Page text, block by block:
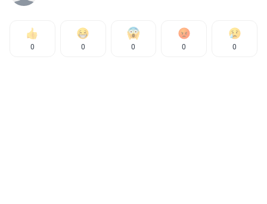
0 0 0 0 0